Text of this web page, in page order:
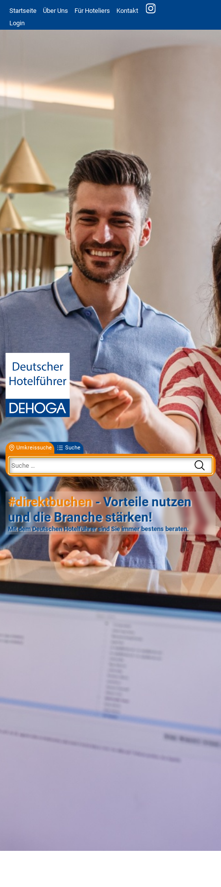
Startseite Über Uns Für Hoteliers
Kontakt
Login
Umkreissuche Suche
#direktbuchen- Vorteile nutzen
und die Branche stärken!
Mit dem Deutschen Hotelführer sind Sie immer bestens beraten.